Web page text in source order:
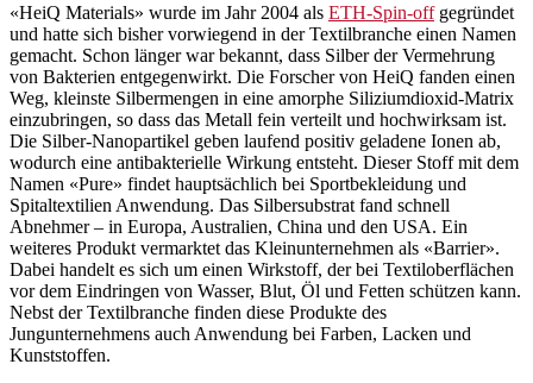
«HeiQ Materials» wurde im Jahr 2004 als ETH-Spin-offgegründet
und hatte sich bisher vorwiegend in der Textilbranche einen Namen
gemacht. Schon länger war bekannt, dass Silber der Vermehrung
von Bakterien entgegenwirkt. Die Forscher von HeiQ fanden einen
Weg, kleinste Silbermengen in eine amorphe Siliziumdioxid-Matrix
einzubringen, so dass das Metall fein verteilt und hochwirksam ist.
Die Silber-Nanopartikel geben laufend positiv geladene Ionen ab,
wodurch eine antibakterielle Wirkung entsteht. Dieser Stoff mit dem
Namen «Pure» findet hauptsächlich bei Sportbekleidung und
Spitaltextilien Anwendung. Das Silbersubstrat fand schnell
Abnehmer – in Europa, Australien, China und den USA. Ein
weiteres Produkt vermarktet das Kleinunternehmen als «Barrier».
Dabei handelt es sich um einen Wirkstoff, der bei Textiloberflächen
vor dem Eindringen von Wasser, Blut, Öl und Fetten schützen kann.
Nebst der Textilbranche finden diese Produkte des
Jungunternehmens auch Anwendung bei Farben, Lacken und
Kunststoffen.